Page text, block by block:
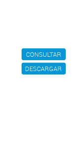
CONSULTAR
DESCARGAR